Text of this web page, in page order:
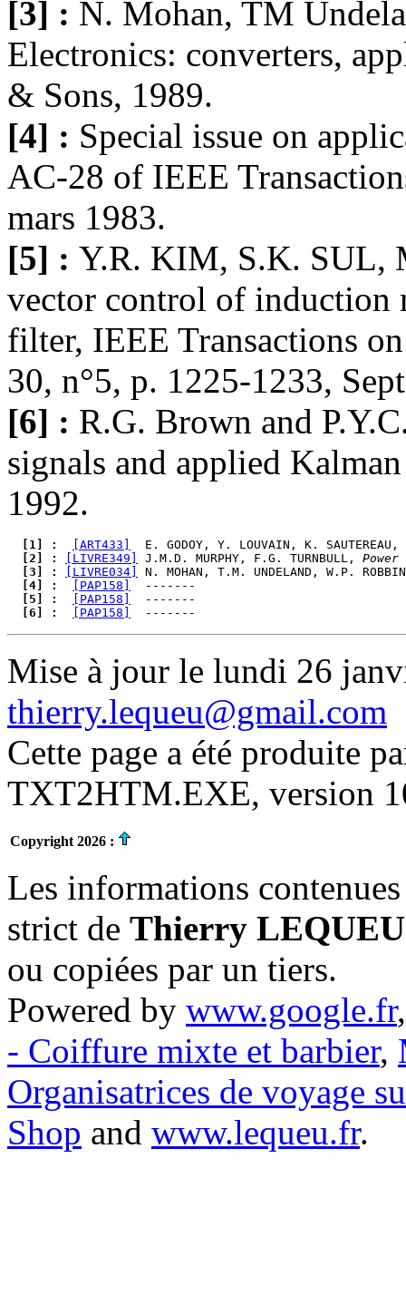
[3] : N. Mohan, TM
Electronics: converters,
& Sons, 1989.
[4] : Special issue on
AC-28 of IEEE
mars 1983.
[5] : Y.R. KIM, S.K. SUL,
vector control of induction
filter, IEEE Transactions
30, n°5, p. 1225-1233,
[6] : R.G. Brown and
signals and applied
1992.
  [1] :
[ART433]
E. GODOY, Y. LOUVAIN, K.
  [2] :
[LIVRE349] J.M.D. MURPHY, F.G. TURNBULL,
  [3] :
[LIVRE034]
N. MOHAN, T.M. UNDELAND, W.P.
  [4] :
[PAP158]
  [5] :
[PAP158]
  [6] :
[PAP158]
Mise à jour le lundi 26
thierry.lequeu@gmail.com
Cette page a été produite
TXT2HTM.EXE, version
Copyright 2026 :
Les informations
strict de Thierry LEQUEU
ou copiées par un tiers.
Powered by www.google.fr
- Coiffure mixte et barbier,
Organisatrices de voyage
Shop and www.lequeu.fr.